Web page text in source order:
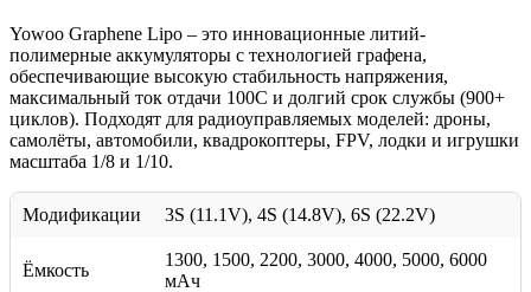
Yowoo Graphene Lipo – это инновационные литий-
полимерные аккумуляторы с технологией графена,
обеспечивающие высокую стабильность напряжения,
максимальный ток отдачи 100C и долгий срок службы (900+
циклов). Подходят для радиоуправляемых моделей: дроны,
самолёты, автомобили, квадрокоптеры, FPV, лодки и игрушки
масштаба 1/8 и 1/10.
Модификации 3S (11.1V), 4S (14.8V), 6S (22.2V)
Ёмкость
1300, 1500, 2200, 3000, 4000, 5000, 6000
мАч